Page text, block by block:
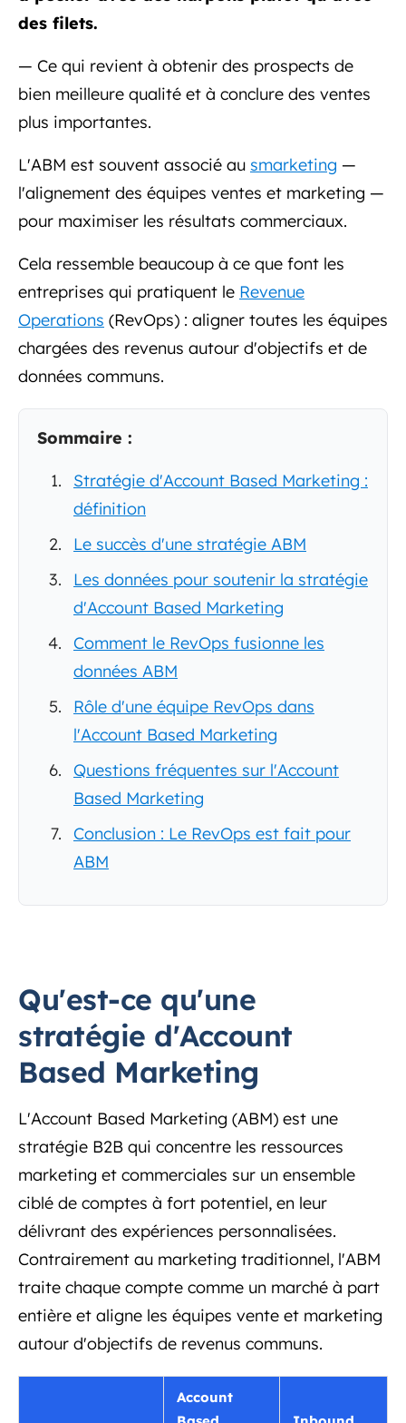
des filets.
— Ce qui revient à obtenir des prospects de
bien meilleure qualité et à conclure des ventes
plus importantes.
L'ABM est souvent associé au smarketing —
l'alignement des équipes ventes et marketing —
pour maximiser les résultats commerciaux.
Cela ressemble beaucoup à ce que font les
entreprises qui pratiquent le Revenue
Operations (RevOps) : aligner toutes les équipes
chargées des revenus autour d'objectifs et de
données communs.
Sommaire :
Stratégie d'Account Based Marketing :
définition
Le succès d'une stratégie ABM
Les données pour soutenir la stratégie
d'Account Based Marketing
Comment le RevOps fusionne les
données ABM
Rôle d'une équipe RevOps dans
l'Account Based Marketing
Questions fréquentes sur l'Account
Based Marketing
Conclusion : Le RevOps est fait pour
ABM
Qu'est-ce qu'une
stratégie d'Account
Based Marketing
L'Account Based Marketing (ABM) est une
stratégie B2B qui concentre les ressources
marketing et commerciales sur un ensemble
ciblé de comptes à fort potentiel, en leur
délivrant des expériences personnalisées.
Contrairement au marketing traditionnel, l'ABM
traite chaque compte comme un marché à part
entière et aligne les équipes vente et marketing
autour d'objectifs de revenus communs.
Account